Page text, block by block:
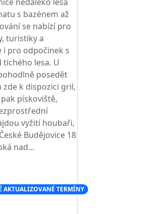
nedaleko lesa
s bazénem až
se nabízí pro
turistiky a
i pro odpočinek s
lesa. U
posedět
zde k dispozici gril,
pískoviště,
vyžití houbaři,
Budějovice 18
nad...
AKTUALIZOVANÉ TERMÍNY